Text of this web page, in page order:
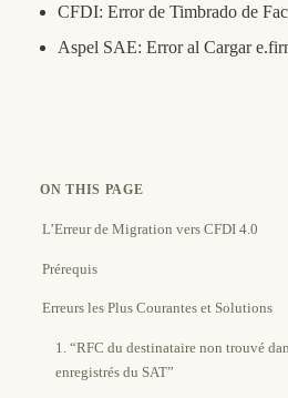
CFDI: Error de Timbrado de
Aspel SAE: Error al Cargar
ON THIS PAGE
L’Erreur de Migration vers CFDI 4.0
Prérequis
Erreurs les Plus Courantes et Solutions
1. “RFC du destinataire non trouvé
enregistrés du SAT”